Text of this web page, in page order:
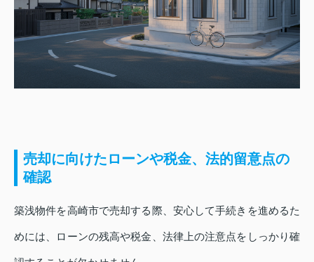
売却に向けたローンや税金、法的留意点の
確認
築浅物件を高崎市で売却する際、安心して手続きを進めるた
めには、ローンの残高や税金、法律上の注意点をしっかり確